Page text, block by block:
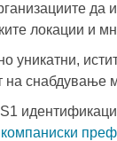
да
локации и
уникатни,
на снабдување